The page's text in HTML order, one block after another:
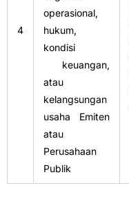
4
operasional,
hukum,
kondisi
keuangan,
atau
kelangsungan
usaha Emiten
atau
Perusahaan
Publik